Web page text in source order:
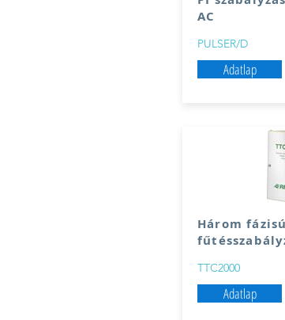
AC
PULSER/D
Adatlap
Három
TTC2000
Adatlap